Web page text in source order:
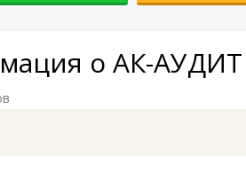
о АК-АУДИТ